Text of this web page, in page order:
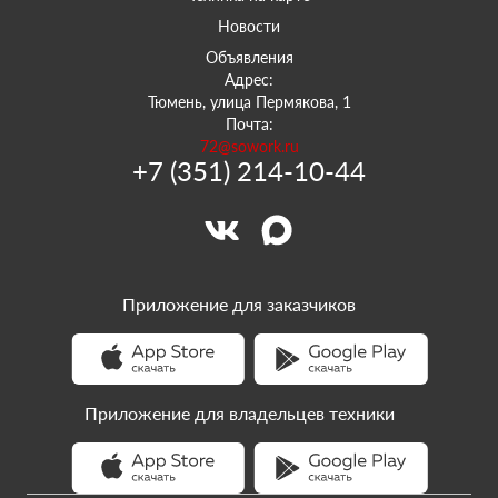
Новости
Объявления
Адрес:
Тюмень, улица Пермякова, 1
Почта:
72@sowork.ru
+7 (351) 214-10-44
Приложение для заказчиков
Приложение для владельцев техники